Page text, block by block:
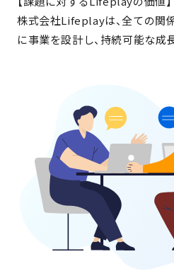
株式会社Lifeplayは、全ての関
に事業を設計し、持続可能な成